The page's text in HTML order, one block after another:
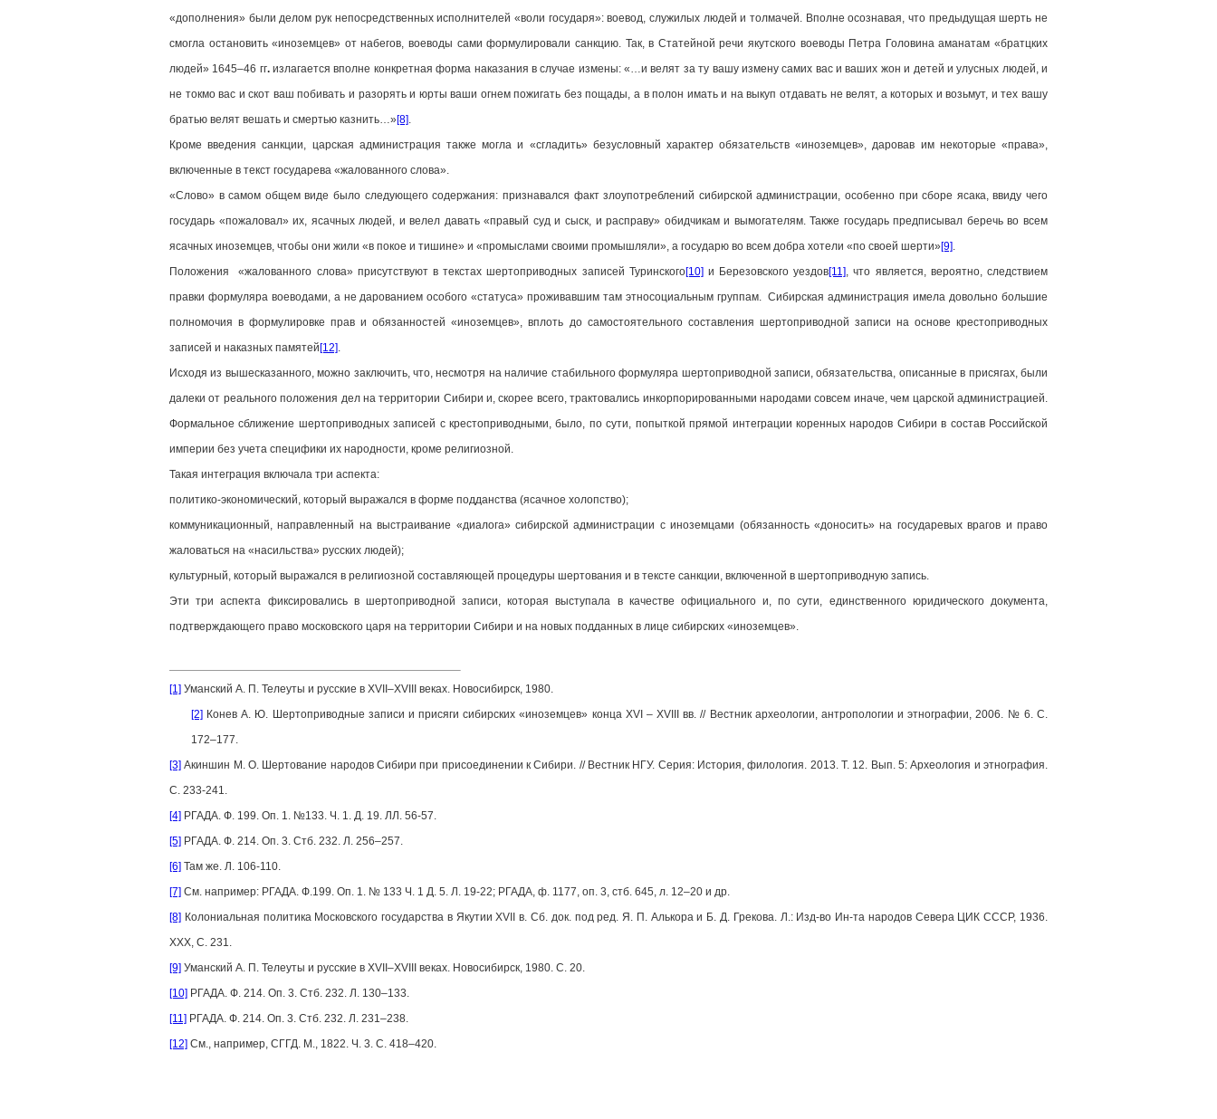
«дополнения» были делом рук непосредственных исполнителей «воли государя»: воевод, служилых людей и толмачей. Вполне осознавая, что предыдущая шерть не
смогла остановить «иноземцев» от набегов, воеводы сами формулировали санкцию. Так, в Статейной речи якутского воеводы Петра Головина аманатам «братцких
людей» 1645–46 гг.излагается вполне конкретная форма наказания в случае измены: «…и велят за ту вашу измену самих вас и ваших жон и детей и улусных людей, и
не токмо вас и скот ваш побивать и разорять и юрты ваши огнем пожигать без пощады, а в полон имать и на выкуп отдавать не велят, а которых и возьмут, и тех вашу
братью велят вешать и смертью казнить…»[8].
Кроме введения санкции, царская администрация также могла и «сгладить» безусловный характер обязательств «иноземцев», даровав им некоторые «права»,
включенные в текст государева «жалованного слова».
«Слово» в самом общем виде было следующего содержания: признавался факт злоупотреблений сибирской администрации, особенно при сборе ясака, ввиду чего
государь «пожаловал» их, ясачных людей, и велел давать «правый суд и сыск, и расправу» обидчикам и вымогателям. Также государь предписывал беречь во всем
ясачных иноземцев, чтобы они жили «в покое и тишине» и «промыслами своими промышляли», а государю во всем добра хотели «по своей шерти»[9].
Положения «жалованного слова» присутствуют в текстах шертоприводных записей Туринского[10] и Березовского уездов[11], что является, вероятно, следствием
правки формуляра воеводами, а не дарованием особого «статуса» проживавшим там этносоциальным группам. Сибирская администрация имела довольно большие
полномочия в формулировке прав и обязанностей «иноземцев», вплоть до самостоятельного составления шертоприводной записи на основе крестоприводных
записей и наказных памятей[12].
Исходя из вышесказанного, можно заключить, что, несмотря на наличие стабильного формуляра шертоприводной записи, обязательства, описанные в присягах, были
далеки от реального положения дел на территории Сибири и, скорее всего, трактовались инкорпорированными народами совсем иначе, чем царской администрацией.
Формальное сближение шертоприводных записей с крестоприводными, было, по сути, попыткой прямой интеграции коренных народов Сибири в состав Российской
империи без учета специфики их народности, кроме религиозной.
Такая интеграция включала три аспекта:
политико-экономический, который выражался в форме подданства (ясачное холопство);
коммуникационный, направленный на выстраивание «диалога» сибирской администрации с иноземцами (обязанность «доносить» на государевых врагов и право
жаловаться на «насильства» русских людей);
культурный, который выражался в религиозной составляющей процедуры шертования и в тексте санкции, включенной в шертоприводную запись.
Эти три аспекта фиксировались в шертоприводной записи, которая выступала в качестве официального и, по сути, единственного юридического документа,
подтверждающего право московского царя на территории Сибири и на новых подданных в лице сибирских «иноземцев».
[1] Уманский А. П. Телеуты и русские в XVII–XVIII веках. Новосибирск, 1980.
[2] Конев А. Ю. Шертоприводные записи и присяги сибирских «иноземцев» конца XVI – XVIII вв. // Вестник археологии, антропологии и этнографии, 2006. № 6. С.
172–177.
[3] Акиншин М. О. Шертование народов Сибири при присоединении к Сибири. // Вестник НГУ. Серия: История, филология. 2013. Т. 12. Вып. 5: Археология и этнография.
С. 233-241.
[4] РГАДА. Ф. 199. Оп. 1. №133. Ч. 1. Д. 19. ЛЛ. 56-57.
[5] РГАДА. Ф. 214. Оп. 3. Стб. 232. Л. 256–257.
[6] Там же. Л. 106-110.
[7] См. например: РГАДА. Ф.199. Оп. 1. № 133 Ч. 1 Д. 5. Л. 19-22; РГАДА, ф. 1177, оп. 3, стб. 645, л. 12–20 и др.
[8] Колониальная политика Московского государства в Якутии XVII в. Сб. док. под ред. Я. П. Алькора и Б. Д. Грекова. Л.: Изд‑во Ин‑та народов Севера ЦИК СССР, 1936.
XXX, С. 231.
[9] Уманский А. П. Телеуты и русские в XVII–XVIII веках. Новосибирск, 1980. С. 20.
[10] РГАДА. Ф. 214. Оп. 3. Стб. 232. Л. 130–133.
[11] РГАДА. Ф. 214. Оп. 3. Стб. 232. Л. 231–238.
[12] См., например, СГГД. М., 1822. Ч. 3. С. 418–420.